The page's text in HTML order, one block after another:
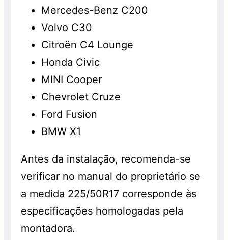
Mercedes-Benz C200
Volvo C30
Citroën C4 Lounge
Honda Civic
MINI Cooper
Chevrolet Cruze
Ford Fusion
BMW X1
Antes da instalação, recomenda-se
verificar no manual do proprietário se
a medida 225/50R17 corresponde às
especificações homologadas pela
montadora.